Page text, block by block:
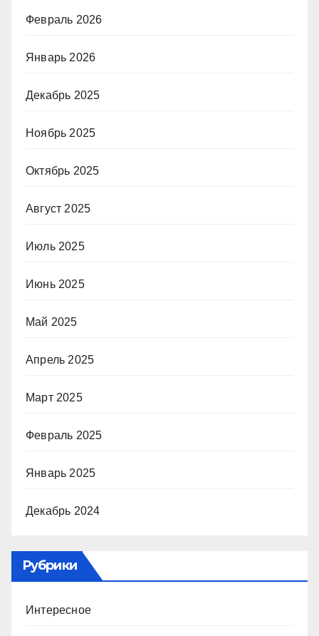
Февраль 2026
Январь 2026
Декабрь 2025
Ноябрь 2025
Октябрь 2025
Август 2025
Июль 2025
Июнь 2025
Май 2025
Апрель 2025
Март 2025
Февраль 2025
Январь 2025
Декабрь 2024
Рубрики
Интересное